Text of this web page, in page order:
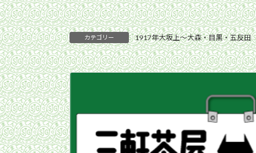
カテゴリー 1917年大坂上〜大森・目黒・五反田